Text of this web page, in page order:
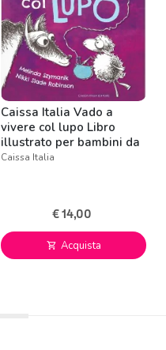
Caissa Italia Vado a
vivere col lupo Libro
illustrato per bambini da
5 anni
Caissa Italia
€ 14,00
shopping_cart Acquista